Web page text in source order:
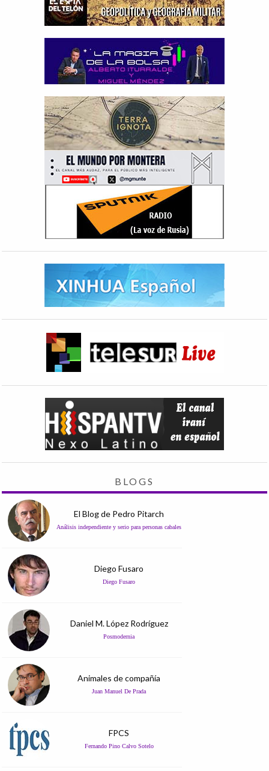
BLOGS
El Blog de Pedro Pitarch
Análisis independiente y serio para personas cabales
Diego Fusaro
Diego Fusaro
Daniel M. López Rodríguez
Posmodernia
Animales de compañía
Juan Manuel De Prada
FPCS
Fernando Pino Calvo Sotelo